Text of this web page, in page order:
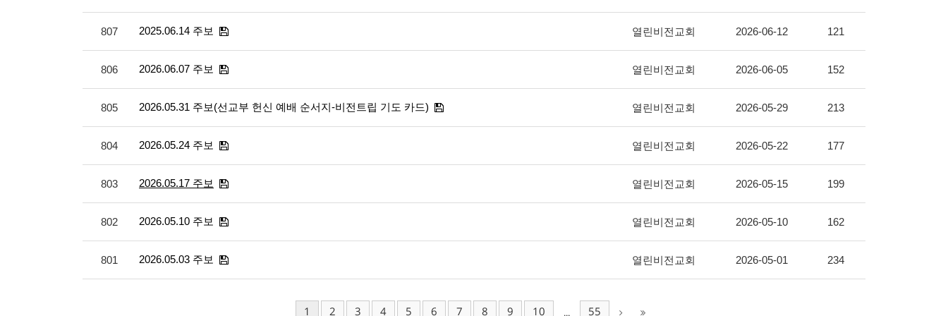
807 2025.06.14 주보 열린비전교회 2026-06-12 121
806 2026.06.07 주보 열린비전교회 2026-06-05 152
805 2026.05.31 주보(선교부 헌신 예배 순서지-비전트립 기도 카드) 열린비전교회 2026-05-29 213
804 2026.05.24 주보 열린비전교회 2026-05-22 177
803 2026.05.17 주보 열린비전교회 2026-05-15 199
802 2026.05.10 주보 열린비전교회 2026-05-10 162
801 2026.05.03 주보 열린비전교회 2026-05-01 234
1 2 3 4 5 6 7 8 9 10 ... 55